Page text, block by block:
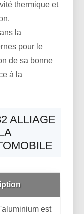
thermique et
la
pour le
de sa bonne
à la
ALLIAGE
est